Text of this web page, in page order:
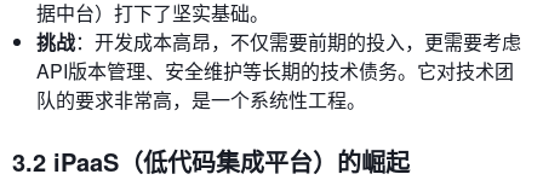
据中台）打下了坚实基础。
挑战：开发成本高昂，不仅需要前期的投入，更需要考虑
API版本管理、安全维护等长期的技术债务。它对技术团
队的要求非常高，是一个系统性工程。
3.2 iPaaS（低代码集成平台）的崛起